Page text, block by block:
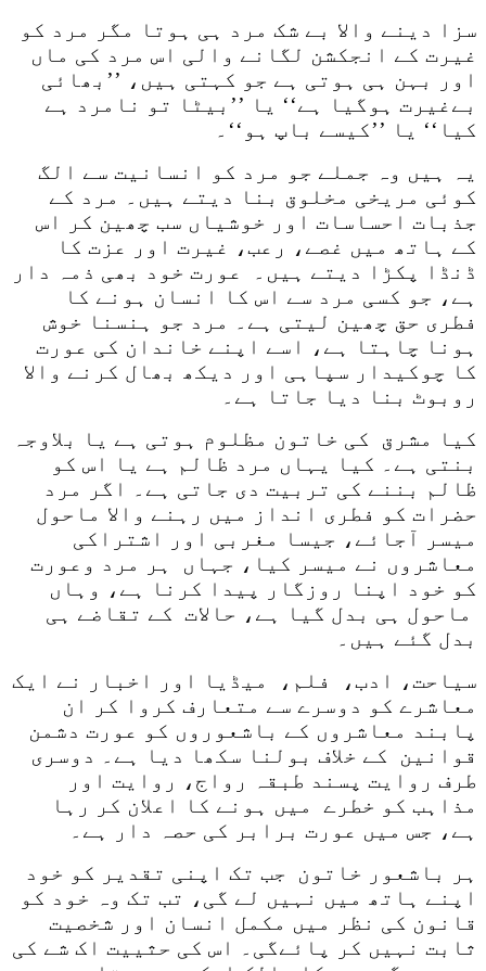
سزا دینے والا بے شک مرد ہی ہوتا مگر مرد کو
غیرت کے انجکشن لگانے والی اس مرد کی ماں
اور بہن ہی ہوتی ہے جو کہتی ہیں، ’’بھائی
بےغیرت ہوگیا ہے‘‘ یا ’’بیٹا تو نامرد ہے
کیا‘‘ یا ’’کیسے باپ ہو‘‘۔
یہ ہیں وہ جملے جو مرد کو انسانیت سے الگ
کوئی مریخی مخلوق بنا دیتے ہیں۔ مرد کے
جذبات احساسات اور خوشیاں سب چھین کر اس
کے ہاتھ میں غصے، رعب، غیرت اور عزت کا
ڈنڈا پکڑا دیتے ہیں۔ عورت خود بھی ذمہ دار
ہے، جو کسی مرد سے اس کا انسان ہونے کا
فطری حق چھین لیتی ہے۔ مرد جو ہنسنا خوش
ہونا چاہتا ہے، اسے اپنے خاندان کی عورت
کا چوکیدار سپاہی اور دیکھ بھال کرنے والا
روبوٹ بنا دیا جاتا ہے۔
کیا مشرق کی خاتون مظلوم ہوتی ہے یا بلاوجہ
بنتی ہے۔ کیا یہاں مرد ظالم ہے یا اس کو
ظالم بننے کی تربیت دی جاتی ہے۔ اگر مرد
حضرات کو فطری انداز میں رہنے والا ماحول
میسر آجائے، جیسا مغربی اور اشتراکی
معاشروں نے میسر کیا، جہاں ہر مرد وعورت
کو خود اپنا روزگار پیدا کرنا ہے، وہاں
ماحول ہی بدل گیا ہے، حالات کے تقاضے ہی
بدل گئے ہیں۔
سیاحت، ادب، فلم، میڈیا اور اخبار نے ایک
معاشرے کو دوسرے سے متعارف کروا کر ان
پابند معاشروں کے باشعوروں کو عورت دشمن
قوانین کے خلاف بولنا سکھا دیا ہے۔ دوسری
طرف روایت پسند طبقہ رواج، روایت اور
مذاہب کو خطرے میں ہونے کا اعلان کر رہا
ہے، جس میں عورت برابر کی حصہ دار ہے۔
ہر باشعور خاتون جب تک اپنی تقدیر کو خود
اپنے ہاتھ میں نہیں لے گی، تب تک وہ خود کو
قانون کی نظر میں مکمل انسان اور شخصیت
ثابت نہیں کر پائےگی۔ اس کی حثییت اک شے کی